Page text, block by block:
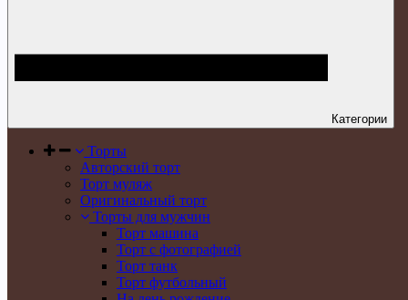
Категории
Торты
Авторский торт
Торт муляж
Оригинальный торт
Торты для мужчин
Торт машина
Торт с фотографией
Торт танк
Торт футбольный